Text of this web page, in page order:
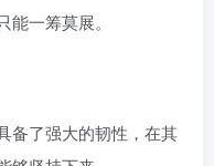
一筹莫展。
备了强大的韧性，在其